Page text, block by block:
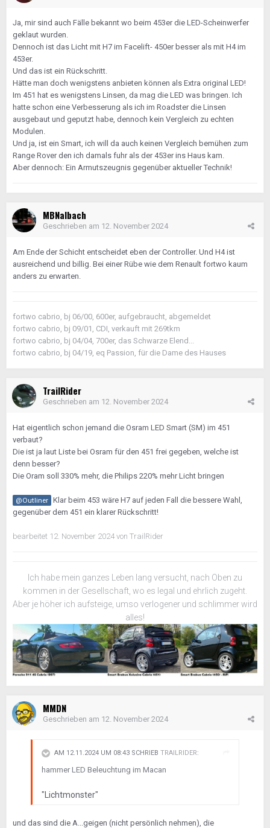
Ja, mir sind auch Fälle bekannt wo beim 453er die LED-Scheinwerfer
geklaut wurden.
Dennoch ist das Licht mit H7 im Facelift- 450er besser als mit H4 im
453er.
Und das ist ein Rückschritt.
Hätte man doch wenigstens anbieten können als Extra original LED!
Im 451 hat es wenigstens Linsen, da mag die LED was bringen. Ich
hatte schon eine Verbesserung als ich im Roadster die Linsen
ausgebaut und geputzt habe, dennoch kein Vergleich zu echten
Modulen.
Und ja, ist ein Smart, ich will da auch keinen Vergleich bemühen zum
Range Rover den ich damals fuhr als der 453er ins Haus kam.
Aber dennoch: Ein Armutszeugnis gegenüber aktueller Technik!
MBNalbach
Geschrieben am 12. November 2024
Am Ende der Schicht entscheidet eben der Controller. Und H4 ist
ausreichend und billig. Bei einer Rübe wie dem Renault fortwo kaum
anders zu erwarten.
fortwo cabrio, bj 06/00, 600er, aufgebraucht, abgemeldet
fortwo cabrio, bj 09/01, CDI, verkauft mit 269tkm
fortwo cabrio, bj 04/04, 700er, das Schwarze Elend...
fortwo cabrio, bj 04/19, eq Passion, für die Dame des Hauses
TrailRider
Geschrieben am 12. November 2024
Hat eigentlich schon jemand die Osram LED Smart (SM) im 451
verbaut?
Die ist ja laut Liste bei Osram für den 451 frei gegeben, welche ist
denn besser?
Die Oram soll 330% mehr, die Philips 220% mehr Licht bringen
@Outliner Klar beim 453 wäre H7 auf jeden Fall die bessere Wahl,
gegenüber dem 451 ein klarer Rückschritt!
bearbeitet 12. November 2024 von TrailRider
Ich habe mein ganzes Leben lang versucht, nach Oben zu
kommen in der Gesellschaft, wo es legal und ehrlich zugeht.
Aber je höher ich aufsteige, umso verlogener und schlimmer wird
alles!
MMDN
Geschrieben am 12. November 2024
AM 12.11.2024 UM 08:43 SCHRIEB TRAILRIDER:
hammer LED Beleuchtung im Macan
"Lichtmonster"
und das sind die A...geigen (nicht persönlich nehmen), die